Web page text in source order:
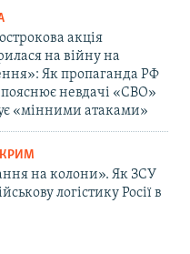
акція
на війну на
Як пропаганда РФ
невдачі «СВО»
«мінними атаками»
КРИМ
на колони». Як ЗСУ
логістику Росії в